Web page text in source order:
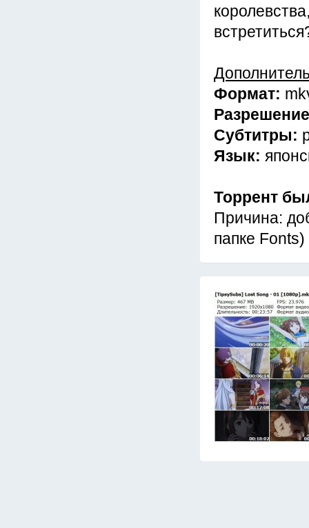
Формат:
Субтитры:
Язык:
Торрент
Причина:
папке Fonts)